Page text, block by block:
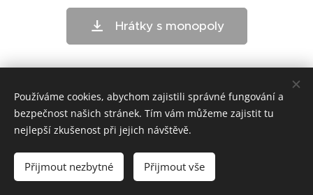
Hrátky s monopoly
ZŠ Telč - bloxx.cz
Používáme cookies, abychom zajistili správné fungování a
bezpečnost našich stránek. Tím vám můžeme zajistit tu
nejlepší zkušenost při jejich návštěvě.
Přijmout nezbytné Přijmout vše